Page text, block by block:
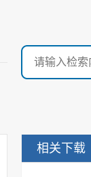
相关下载